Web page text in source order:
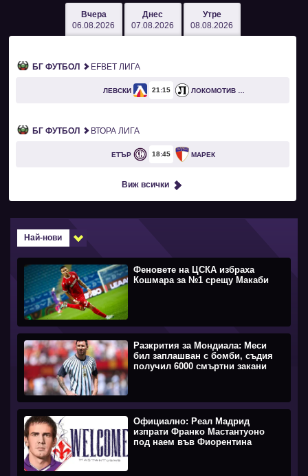
Вчера
06.08.2026
Днес
07.08.2026
Утре
08.08.2026
БГ ФУТБОЛ EFBET ЛИГА
ЛЕВСКИ 21 15
БГ ФУТБОЛ ВТОРА ЛИГА
ЕТЪР 18 45 МАРЕК
Виж всички
Най-нови
Феновете на ЦСКА избраха
Кошмара за №1 срещу Макаби
Разкрития за Мондиала: Меси
бил заплашван с бомби, съдия
получил 6000 смъртни закани
Официално: Реал Мадрид
изпрати Франко Мастантуоно
под наем във Фиорентина